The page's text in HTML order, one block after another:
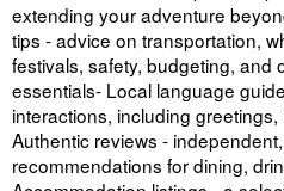
extending your adventure
tips - advice on transportation,
festivals, safety, budgeting, and
essentials- Local language
interactions, including
Authentic reviews -
recommendations for dining,